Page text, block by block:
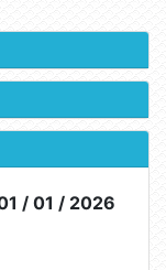
/ 01 / 2026